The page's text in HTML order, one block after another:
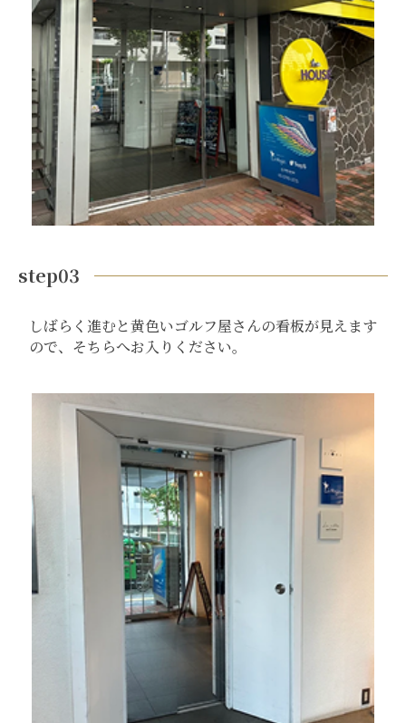
step03
しばらく進むと黄色いゴルフ屋さんの看板が見えます
ので、そちらへお入りください。